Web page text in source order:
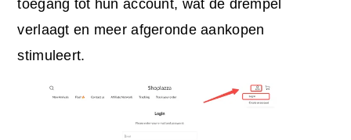
toegang tot hun account, wat de drempel
verlaagt en meer afgeronde aankopen
stimuleert.